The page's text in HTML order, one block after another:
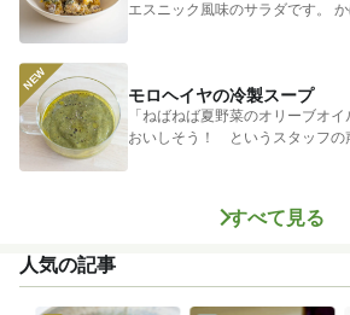
エスニック風味のサラダです。
モロヘイヤの冷製スープ
「ねばねば夏野菜のオリーブオ
おいしそう！ というスタッフの
すべて見る
人気の記事